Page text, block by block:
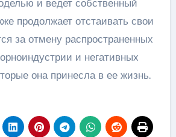
и ведет собственный
продолжает отстаивать свои
за отмену распространенных
и негативных
она принесла в ее жизнь.